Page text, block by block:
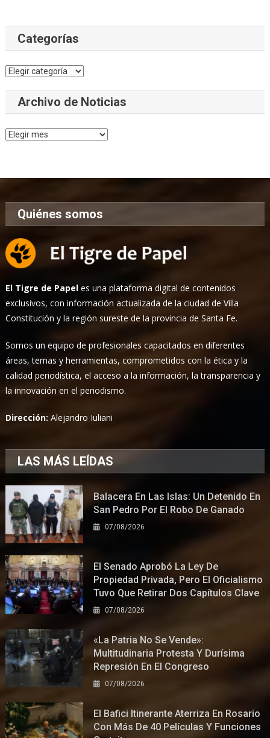
Categorías
Categorías
Archivo de Noticias
Archivo
Quiénes somos
El Tigre de Papel es una plataforma digital de contenidos
exclusivos, con información actualizada de la ciudad de Villa
Constitución y la región sureste de la provincia de Santa Fe.
Somos un equipo de profesionales capacitados en diferentes
áreas, temas y herramientas, comprometidos con la ética y la
calidad periodística, el acceso a la información, la transparencia y
la innovación en el periodismo.
Dirección:Alejandro Iuliani
LAS MÁS LEÍDAS
Balacera En Las Islas: Un Detenido En
San Pedro Por El Robo De Ganado
07/08/2026
El Senado Aprobó La Ley De
Propiedad Privada, Pero El Oficialismo
Tuvo Que Retirar Dos Capítulos Clave
07/08/2026
«La Patria No Se Vende»:
Multitudinaria Protesta Y Durísima
Represión En El Congreso
07/08/2026
El Bafici Itinerante Aterriza En Rosario
Con Más De 40 Películas Y Funciones